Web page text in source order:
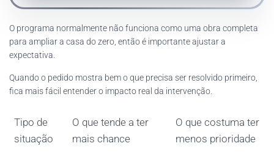
O programa normalmente não funciona como uma obra completa
para ampliar a casa do zero, então é importante ajustar a
expectativa.
Quando o pedido mostra bem o que precisa ser resolvido primeiro,
fica mais fácil entender o impacto real da intervenção.
Tipo de
situação
O que tende a ter
mais chance
O que costuma ter
menos prioridade